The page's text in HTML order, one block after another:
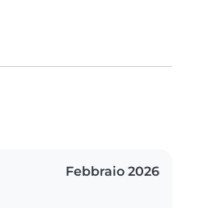
Febbraio 2026